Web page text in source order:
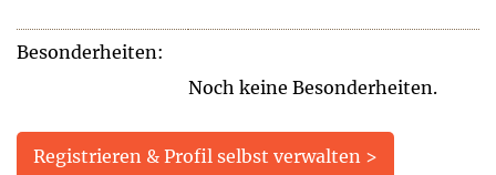
Besonderheiten:
Noch keine Besonderheiten.
Registrieren & Profil selbst verwalten >